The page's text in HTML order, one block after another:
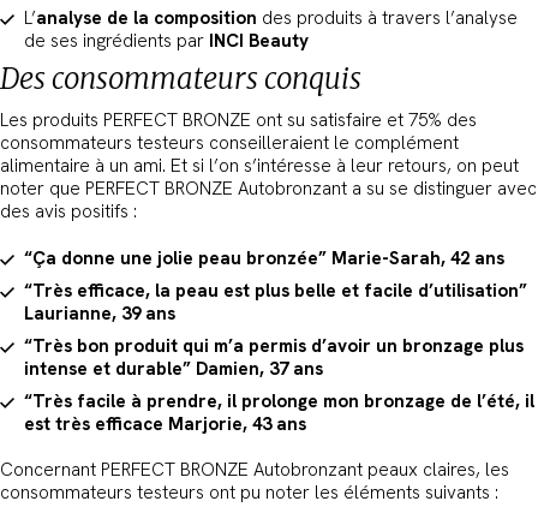
L’analyse de la composition des produits à travers l’analyse
de ses ingrédients par INCI Beauty
Des consommateurs conquis
Les produits PERFECT BRONZE ont su satisfaire et 75% des
consommateurs testeurs conseilleraient le complément
alimentaire à un ami. Et si l’on s’intéresse à leur retours, on peut
noter que PERFECT BRONZE Autobronzant a su se distinguer avec
des avis positifs :
“Ça donne une jolie peau bronzée” Marie-Sarah, 42 ans
“Très efficace, la peau est plus belle et facile d’utilisation”
Laurianne, 39 ans
“Très bon produit qui m’a permis d’avoir un bronzage plus
intense et durable” Damien, 37 ans
“Très facile à prendre, il prolonge mon bronzage de l’été, il
est très efficace Marjorie, 43 ans
Concernant PERFECT BRONZE Autobronzant peaux claires, les
consommateurs testeurs ont pu noter les éléments suivants :